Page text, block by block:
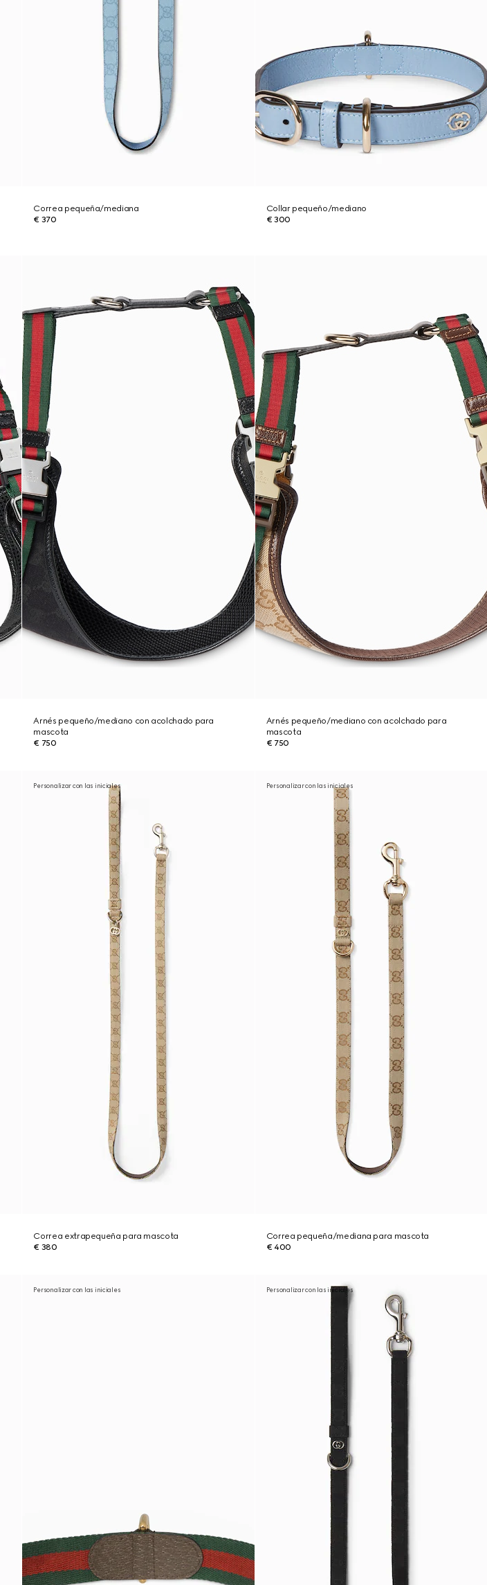
Correa pequeña/mediana
€ 370
Collar pequeño/mediano
€ 300
Arnés pequeño/mediano con acolchado para
mascota
€ 750
Arnés pequeño/mediano con acolchado para
mascota
€ 750
Personalizar con las iniciales
Correa extrapequeña para mascota
€ 380
Personalizar con las iniciales
Correa pequeña/mediana para mascota
€ 400
Personalizar con las iniciales Personalizar con las iniciales